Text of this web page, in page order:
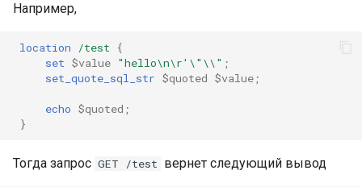
timer
Например,
location /test
{
set $value "hello\n\r'\"\\" ;
set_quote_sql_str $quoted $value ;
echo $quoted ;
}
Тогда запрос GET /test вернет следующий вывод